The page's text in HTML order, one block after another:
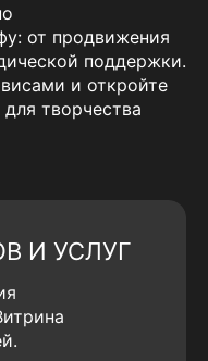
от продвижения
поддержки.
и откройте
творчества
И УСЛУГ